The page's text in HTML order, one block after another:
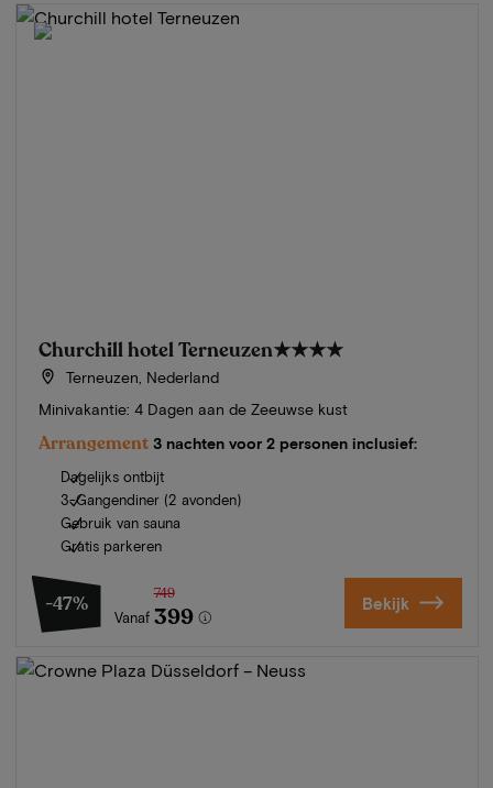
Churchill hotel Terneuzen★★★★
Terneuzen, Nederland
Minivakantie: 4 Dagen aan de Zeeuwse kust
Arrangement 3 nachten voor 2 personen inclusief:
Dagelijks ontbijt
3-Gangendiner (2 avonden)
Gebruik van sauna
Gratis parkeren
-47%
Vanaf
749
399 Bekijk